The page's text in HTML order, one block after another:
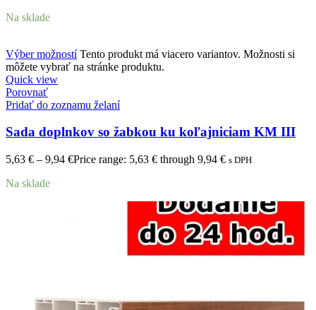
Na sklade
Výber možností Tento produkt má viacero variantov. Možnosti si
môžete vybrať na stránke produktu.
Quick view
Porovnať
Pridať do zoznamu želaní
Sada doplnkov so žabkou ku koľajniciam KM III
5,63 € – 9,94 €Price range: 5,63 € through 9,94 € s DPH
Na sklade